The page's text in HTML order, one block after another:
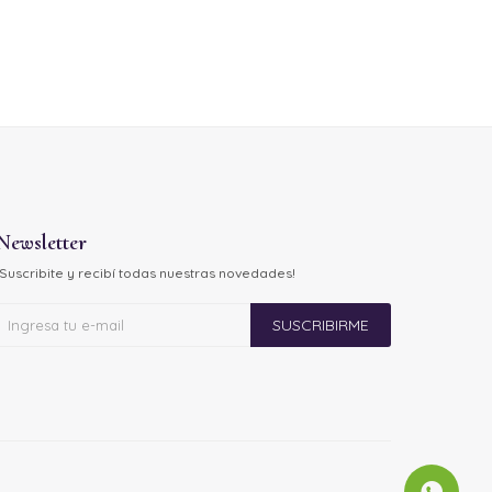
y recibí todas nuestras novedades!
SUSCRIBIRME